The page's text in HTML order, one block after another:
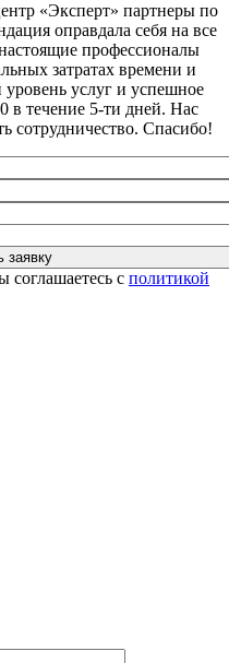
«Эксперт» партнеры по
оправдала себя на все
профессионалы
затратах времени и
услуг и успешное
в течение 5-ти дней. Нас
сотрудничество. Спасибо!
с политикой